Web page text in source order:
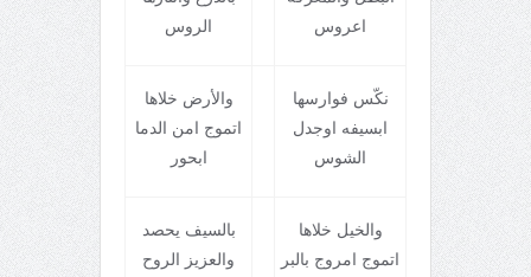
اعروس
الروس
نکّس فوارسها
ابسيفه اوجدل
الشوس
والأرض خلاها
اتموج امن الدما
ابحور
والخيل خلاها
اتموج امروج بالبر
بالسيف يحصد
والعزيز الروح